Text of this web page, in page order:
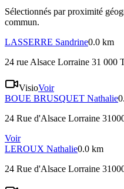
Sélectionnés par proximité
commun.
LASSERRE Sandrine0.0 km
24 rue Alsace Lorraine 31 000
VisioVoir
BOUE BRUSQUET Nathalie
24 Rue d'Alsace Lorraine
Voir
LEROUX Nathalie0.0 km
24 Rue d'Alsace Lorraine